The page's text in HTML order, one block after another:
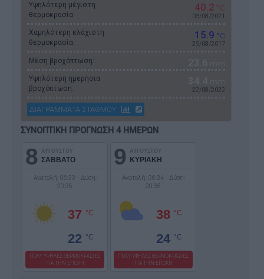
Υψηλότερη μέγιστη
θερμοκρασία:
40.2 °C
03/08/2021
Χαμηλότερη ελάχιστη
θερμοκρασία:
15.9 °C
25/08/2017
Μέση βροχόπτωση: 23.6 mm
Υψηλότερη ημερήσια
βροχόπτωση:
34.4 mm
22/08/2022
ΔΙΑΓΡΑΜΜΑΤΑ ΣΤΑΘΜΟΥ
ΣΥΝΟΠΤΙΚΗ ΠΡΟΓΝΩΣΗ 4 ΗΜΕΡΩΝ
8 ΑΥΓΟΥΣΤΟΥ
ΣΑΒΒΑΤΟ
Ανατολή: 06:33 - Δύση:
20:36
37 °C
22 °C
ΠΟΛΥ ΥΨΗΛΕΣ ΘΕΡΜΟΚΡΑΣΙΕΣ
ΓΙΑ ΤΗΝ ΕΠΟΧΗ
9 ΑΥΓΟΥΣΤΟΥ
ΚΥΡΙΑΚΗ
Ανατολή: 06:34 - Δύση:
20:35
38 °C
24 °C
ΠΟΛΥ ΥΨΗΛΕΣ ΘΕΡΜΟΚΡΑΣΙΕΣ
ΓΙΑ ΤΗΝ ΕΠΟΧΗ